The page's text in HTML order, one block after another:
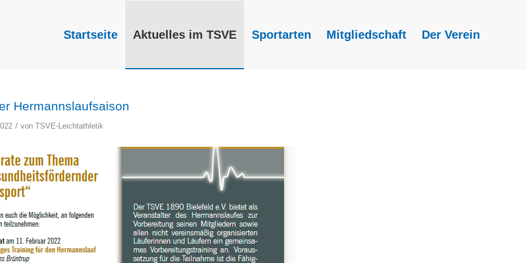
Startseite Aktuelles im TSVE Sportarten Mitgliedschaft Der Verein
Hermannslaufsaison
/ vonTSVE-Leichtathletik